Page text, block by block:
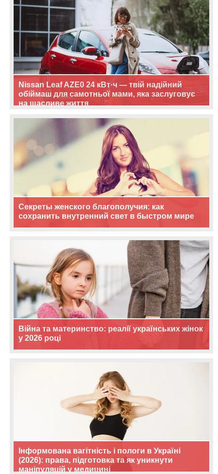
Nissan Leaf AZE0 24 кВт·ч — твій надійний
обіймаш для самотньої мами, яка заслуговує
на щасливе життя
Секреты женского благополучия: как
сохранить внутренний свет в быстром мире
Війна та материнство: реалії українських жінок
у 2026 році
Інформована вагітність і пологи в Україні
(2026): права, підготовка та як уникнути
маніпуляцій у медицині